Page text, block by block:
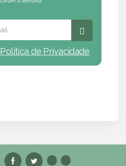
Política de Privacidade